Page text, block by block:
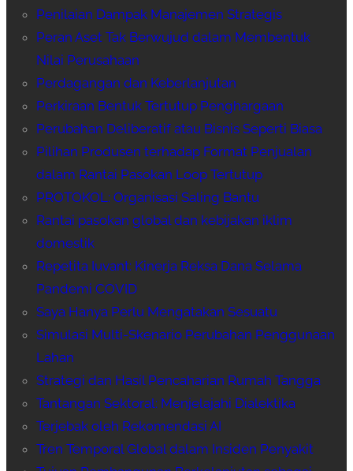
Penilaian Dampak Manajemen Strategis
Peran Aset Tak Berwujud dalam Membentuk
Nilai Perusahaan
Perdagangan dan Keberlanjutan
Perkiraan Bentuk Tertutup Penghargaan
Perubahan Deliberatif atau Bisnis Seperti Biasa
Pilihan Produsen terhadap Format Penjualan
dalam Rantai Pasokan Loop Tertutup
PROTOKOL: Organisasi Saling Bantu
Rantai pasokan global dan kebijakan iklim
domestik
Repetita Iuvant: Kinerja Reksa Dana Selama
Pandemi COVID
Saya Hanya Perlu Mengatakan Sesuatu
Simulasi Multi-Skenario Perubahan Penggunaan
Lahan
Strategi dan Hasil Pencaharian Rumah Tangga
Tantangan Sektoral: Menjelajahi Dialektika
Terjebak oleh Rekomendasi AI
Tren Temporal Global dalam Insiden Penyakit